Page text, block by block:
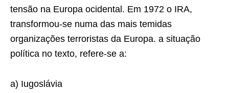
tensão na Europa ocidental. Em 1972 o IRA,
transformou-se numa das mais temidas
organizações terroristas da Europa. a situação
política no texto, refere-se a:
a) Iugoslávia